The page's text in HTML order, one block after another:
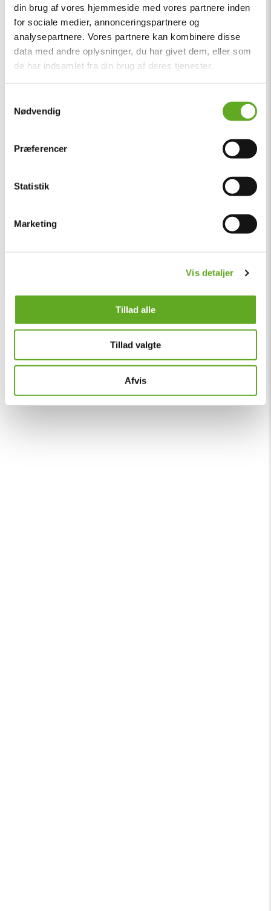
din brug af vores hjemmeside med vores partnere inden
for sociale medier, annonceringspartnere og
analysepartnere. Vores partnere kan kombinere disse
data med andre oplysninger, du har givet dem, eller som
de har indsamlet fra din brug af deres tjenester.
Nødvendig
Præferencer
Statistik
Marketing
Vis detaljer
Tillad alle
Tillad valgte
Afvis